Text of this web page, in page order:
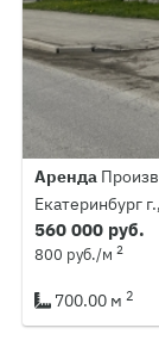
Аренда
Екатеринбург
560 000 руб.
800 руб./м 2
700.00 м 2